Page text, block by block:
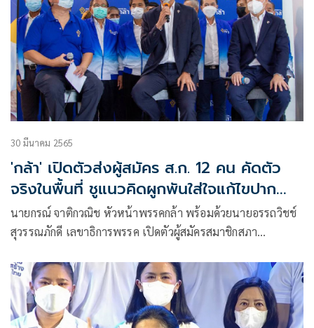
30 มีนาคม 2565
'กล้า' เปิดตัวส่งผู้สมัคร ส.ก. 12 คน คัดตัว
จริงในพื้นที่ ชูแนวคิดผูกพันใส่ใจแก้ไขปาก
ท้อง
นายกรณ์ จาติกวณิช หัวหน้าพรรคกล้า พร้อมด้วยนายอรรถวิชช์
สุวรรณภักดี เลขาธิการพรรค เปิดตัวผู้สมัครสมาชิกสภา
ใส่ใจ แก้ไขปากท้อง” พร้อมสมัครรับเลือกตั้งวันที่ 31 มี.ค.